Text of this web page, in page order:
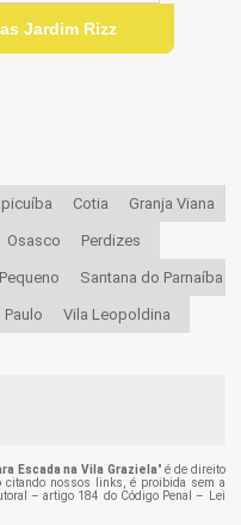
Jardim Rizz
Cotia Granja Viana
Osasco Perdizes
Santana do Parnaíba
Paulo Vila Leopoldina
Escada na Vila Graziela" é de direito
citando nossos links, é proibida sem a
– artigo 184 do Código Penal –
Lei